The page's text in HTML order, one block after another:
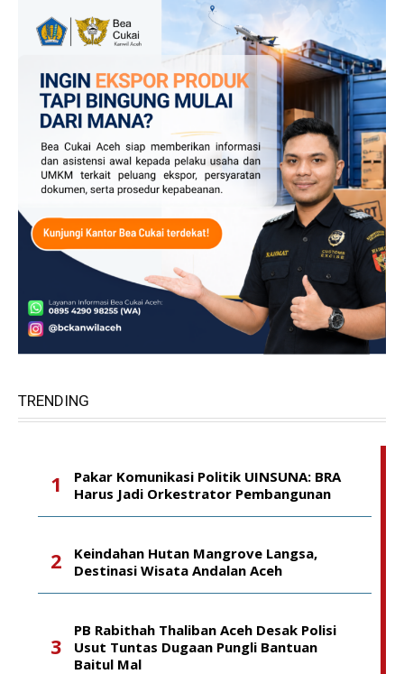
TRENDING
Pakar Komunikasi Politik UINSUNA: BRA
Harus Jadi Orkestrator Pembangunan
Keindahan Hutan Mangrove Langsa,
Destinasi Wisata Andalan Aceh
PB Rabithah Thaliban Aceh Desak Polisi
Usut Tuntas Dugaan Pungli Bantuan
Baitul Mal